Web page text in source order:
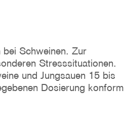
Schweinen. Zur
Stresssituationen.
und Jungsauen 15 bis
Dosierung konform